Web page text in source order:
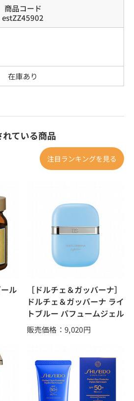
商品コード
estZZ45902
在庫あり
ている商品
注目ランキングを見る
ル
［ドルチェ＆ガッバーナ］
ドルチェ＆ガッバーナ ライ
トブルー パフュームジェル
販売価格：9,020円